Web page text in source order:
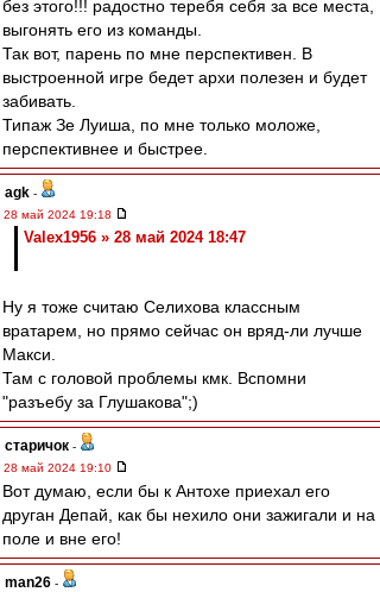
без этого!!! радостно теребя себя за все места,
выгонять его из команды.
Так вот, парень по мне перспективен. В
выстроенной игре бедет архи полезен и будет
забивать.
Типаж Зе Луиша, по мне только моложе,
перспективнее и быстрее.
agk -
28 май 2024 19:18
Valex1956 » 28 май 2024 18:47
Ну я тоже считаю Селихова классным
вратарем, но прямо сейчас он вряд-ли лучше
Макси.
Там с головой проблемы кмк. Вспомни
"разъебу за Глушакова";)
старичок -
28 май 2024 19:10
Вот думаю, если бы к Антохе приехал его
друган Депай, как бы нехило они зажигали и на
поле и вне его!
man26 -